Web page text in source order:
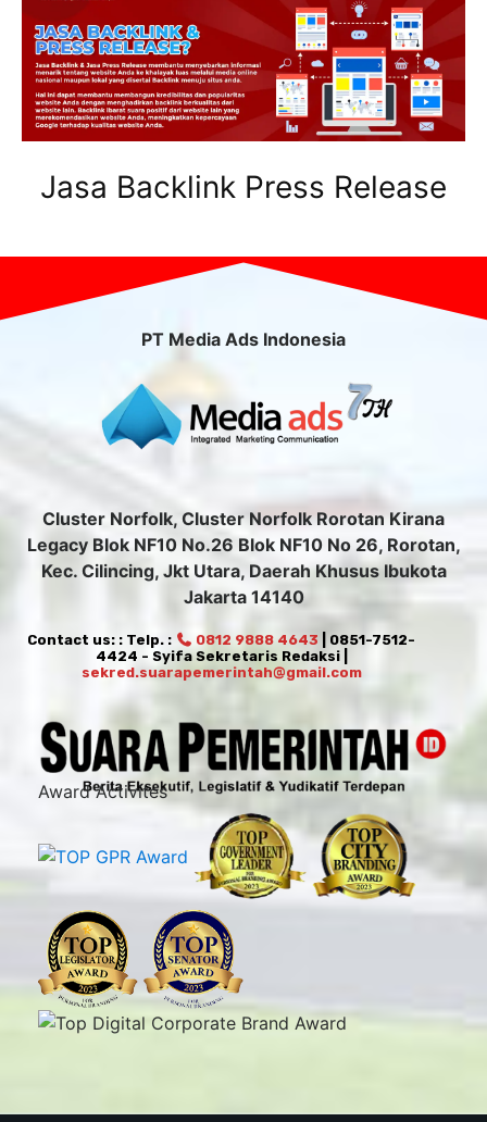
Jasa Backlink Press Release
PT Media Ads Indonesia
Cluster Norfolk, Cluster Norfolk Rorotan Kirana
Legacy Blok NF10 No.26 Blok NF10 No 26, Rorotan,
Kec. Cilincing, Jkt Utara, Daerah Khusus Ibukota
Jakarta 14140
Contact us: : Telp. : 0812 9888 4643 | 0851-7512-
4424 - Syifa Sekretaris Redaksi |
sekred.suarapemerintah@gmail.com
Award Activites